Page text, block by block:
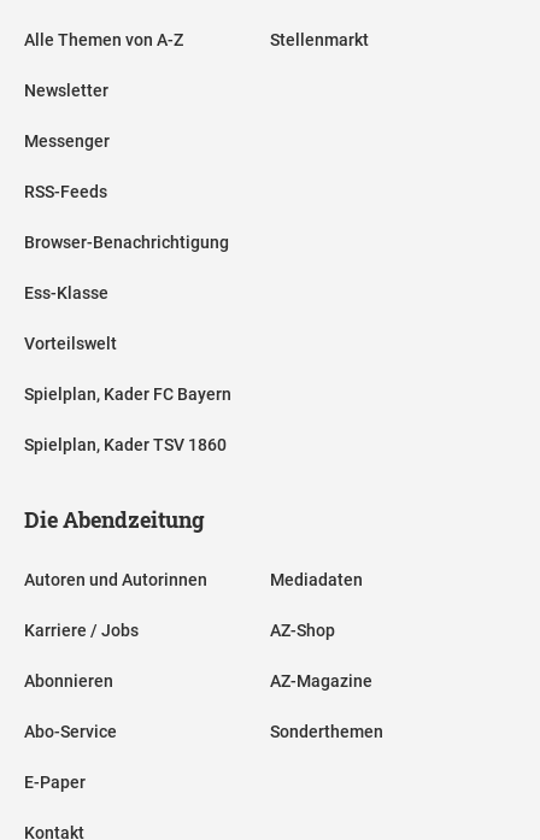
Alle Themen von A-Z
Newsletter
Messenger
RSS-Feeds
Browser-Benachrichtigung
Ess-Klasse
Vorteilswelt
Spielplan, Kader FC Bayern
Spielplan, Kader TSV 1860
Stellenmarkt
Die Abendzeitung
Autoren und Autorinnen
Karriere / Jobs
Abonnieren
Abo-Service
E-Paper
Kontakt
Mediadaten
AZ-Shop
AZ-Magazine
Sonderthemen